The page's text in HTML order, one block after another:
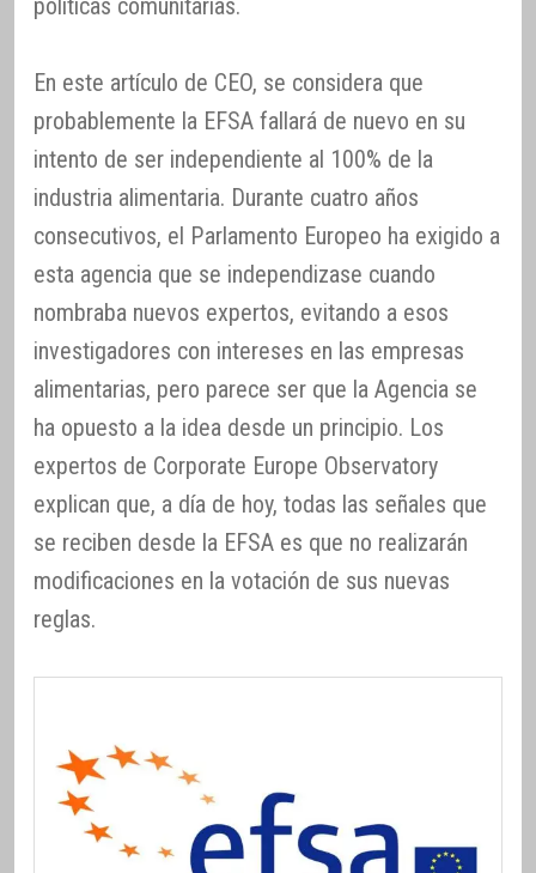
En este artículo de CEO, se considera que
probablemente la EFSA fallará de nuevo en su
intento de ser independiente al 100% de la
industria alimentaria. Durante cuatro años
consecutivos, el Parlamento Europeo ha exigido a
esta agencia que se independizase cuando
nombraba nuevos expertos, evitando a esos
investigadores con intereses en las empresas
alimentarias, pero parece ser que la Agencia se
ha opuesto a la idea desde un principio. Los
expertos de Corporate Europe Observatory
explican que, a día de hoy, todas las señales que
se reciben desde la EFSA es que no realizarán
modificaciones en la votación de sus nuevas
reglas.